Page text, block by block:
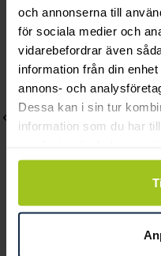
och annonserna till
för sociala medier och
vidarebefordrar även
information från din
annons- och
Dessa kan i sin tur
information som du har